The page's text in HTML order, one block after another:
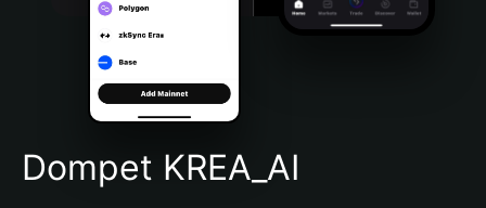
Português (Brasil)
Español (Argentina)
Dompet KREA_AI